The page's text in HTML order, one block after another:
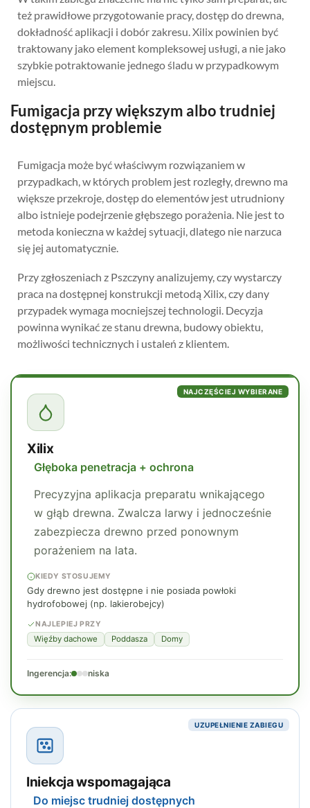
też prawidłowe przygotowanie pracy, dostęp do drewna,
dokładność aplikacji i dobór zakresu. Xilix powinien być
traktowany jako element kompleksowej usługi, a nie jako
szybkie potraktowanie jednego śladu w przypadkowym
miejscu.
Fumigacja przy większym albo trudniej
dostępnym problemie
Fumigacja może być właściwym rozwiązaniem w
przypadkach, w których problem jest rozległy, drewno ma
większe przekroje, dostęp do elementów jest utrudniony
albo istnieje podejrzenie głębszego porażenia. Nie jest to
metoda konieczna w każdej sytuacji, dlatego nie narzuca
się jej automatycznie.
Przy zgłoszeniach z Pszczyny analizujemy, czy wystarczy
praca na dostępnej konstrukcji metodą Xilix, czy dany
przypadek wymaga mocniejszej technologii. Decyzja
powinna wynikać ze stanu drewna, budowy obiektu,
możliwości technicznych i ustaleń z klientem.
NAJCZĘŚCIEJ WYBIERANE
Xilix
Głęboka penetracja + ochrona
Precyzyjna aplikacja preparatu wnikającego
w głąb drewna. Zwalcza larwy i jednocześnie
zabezpiecza drewno przed ponownym
porażeniem na lata.
KIEDY STOSUJEMY
Gdy drewno jest dostępne i nie posiada powłoki
hydrofobowej (np. lakierobejcy)
NAJLEPIEJ PRZY
Więźby dachowe Poddasza Domy
Ingerencja: niska
UZUPEŁNIENIE ZABIEGU
Iniekcja wspomagająca
Do miejsc trudniej dostępnych